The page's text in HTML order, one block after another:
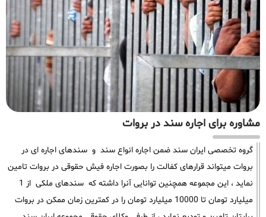
مشاوره برای اجاره سند در بروات
گروه تخصصی ایران سند ضمن اجاره انواع سند و سندهای اجاره ای در
بروات میتواند قرارهای کفالت را بصورت اجاره فیش حقوقی در بروات تامین
نماید ، این مجموعه همچنین توانایی آنرا داشته که سندهای ملکی از 1
میلیارد تومان تا 10000 میلیارد تومان را در کمترین زمان ممکن در بروات